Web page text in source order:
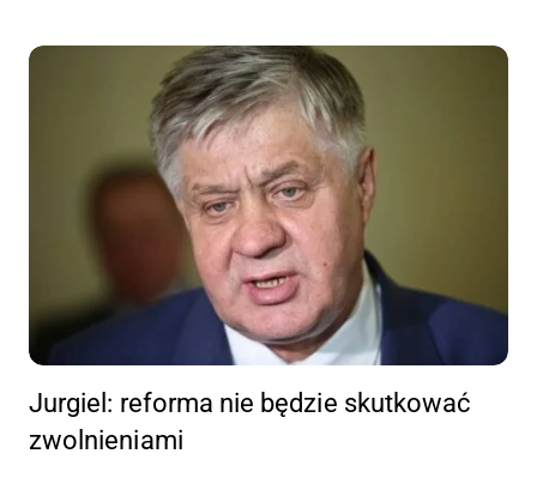
Jurgiel: reforma nie będzie skutkować
zwolnieniami